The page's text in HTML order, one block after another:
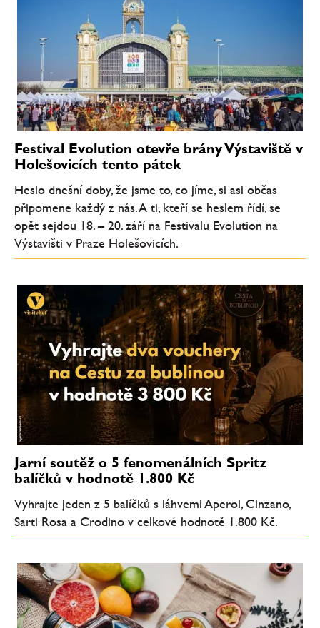
Festival Evolution otevře brány Výstaviště v
Holešovicích tento pátek
Heslo dnešní doby, že jsme to, co jíme, si asi občas
připomene každý z nás. A ti, kteří se heslem řídí, se
opět sejdou 18. – 20. září na Festivalu Evolution na
Výstavišti v Praze Holešovicích.
Jarní soutěž o 5 fenomenálních Spritz
balíčků v hodnotě 1.800 Kč
Vyhrajte jeden z 5 balíčků s láhvemi Aperol, Cinzano,
Sarti Rosa a Crodino v celkové hodnotě 1.800 Kč.